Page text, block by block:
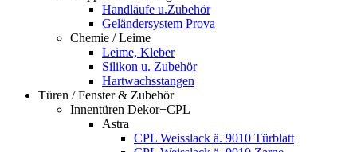
Handläufe u.Zubehör
Geländersystem Prova
Chemie / Leime
Leime, Kleber
Silikon u. Zubehör
Hartwachsstangen
Türen / Fenster & Zubehör
Innentüren Dekor+CPL
Astra
CPL Weisslack ä. 9010 Türblatt